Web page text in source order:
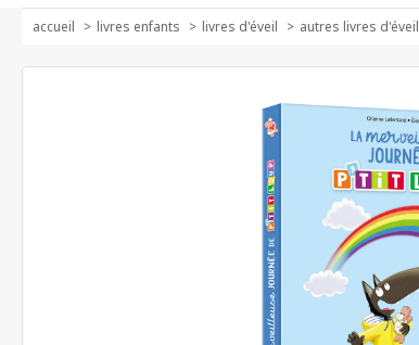
accueil livres enfants livres d'éveil autres livres d'éveil